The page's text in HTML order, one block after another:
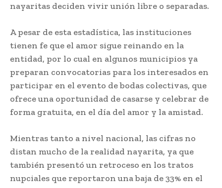
nayaritas deciden vivir unión libre o separadas.
A pesar de esta estadística, las instituciones
tienen fe que el amor sigue reinando en la
entidad, por lo cual en algunos municipios ya
preparan convocatorias para los interesados en
participar en el evento de bodas colectivas, que
ofrece una oportunidad de casarse y celebrar de
forma gratuita, en el día del amor y la amistad.
Mientras tanto a nivel nacional, las cifras no
distan mucho de la realidad nayarita, ya que
también presentó un retroceso en los tratos
nupciales que reportaron una baja de 33% en el